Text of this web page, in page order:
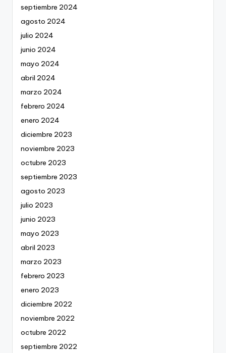
septiembre 2024
agosto 2024
julio 2024
junio 2024
mayo 2024
abril 2024
marzo 2024
febrero 2024
enero 2024
diciembre 2023
noviembre 2023
octubre 2023
septiembre 2023
agosto 2023
julio 2023
junio 2023
mayo 2023
abril 2023
marzo 2023
febrero 2023
enero 2023
diciembre 2022
noviembre 2022
octubre 2022
septiembre 2022